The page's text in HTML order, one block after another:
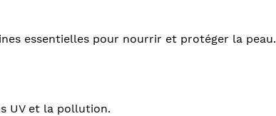
essentielles pour nourrir et protéger la peau.
UV et la pollution.